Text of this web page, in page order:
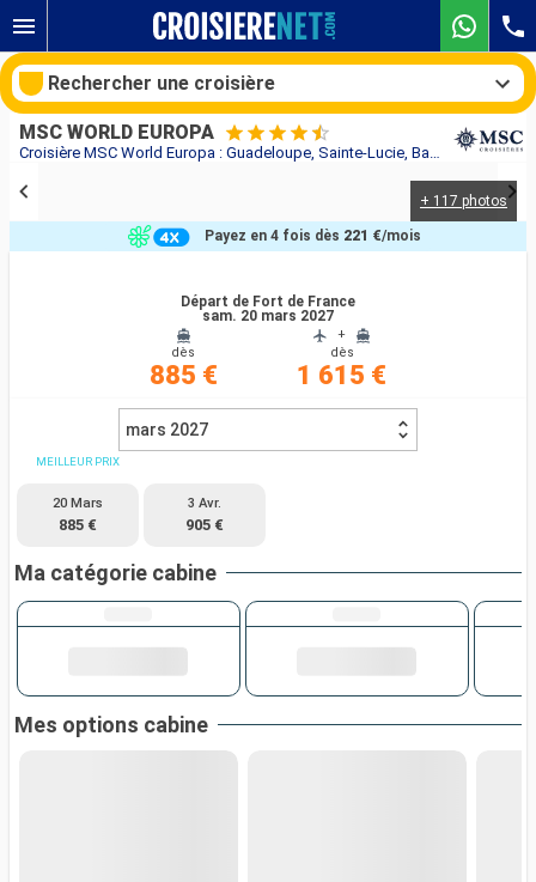
Croisière MSC World Europa : Guadeloupe, Sainte-Lucie, Barbade, Grenade, Saint Vincent-et-les-Grenadines, Martinique au départ de Fort de France
MSC WORLD EUROPA
+ 117 photos
Départ de Fort de France
sam. 20 mars 2027
dès
885 €
+
dès
1 615 €
Payez en 4 fois dès 221 €/mois
mars 2027
MEILLEUR PRIX
20 Mars
885 €
3 Avr.
905 €
Ma catégorie cabine
Mes options cabine
Rechercher une croisière
Compagnies
Rechercher